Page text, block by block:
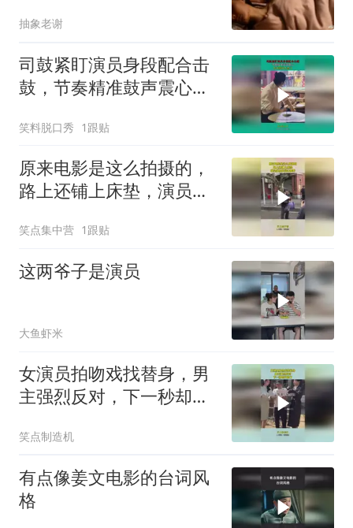
抽象老谢
司鼓紧盯演员身段配合击
鼓，节奏精准鼓声震心，
笑料脱口秀 1跟贴
原来电影是这么拍摄的，
路上还铺上床垫，演员们
笑点集中营 1跟贴
这两爷子是演员
大鱼虾米
女演员拍吻戏找替身，男
主强烈反对，下一秒却打
笑点制造机
有点像姜文电影的台词风
格